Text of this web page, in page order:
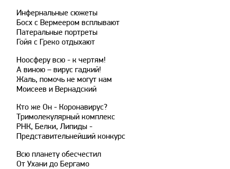
Инфернальные сюжеты
Босх с Вермеером всплывают
Патеральные портреты
Гойя с Греко отдыхают
Ноосферу всю - к чертям!
А виною – вирус гадкий!
Жаль, помочь не могут нам
Моисеев и Вернадский
Кто же Он - Коронавирус?
Тримолекулярный комплекс
РНК, Белки, Липиды -
Представительнейший конкурс
Всю планету обесчестил
От Ухани до Бергамо